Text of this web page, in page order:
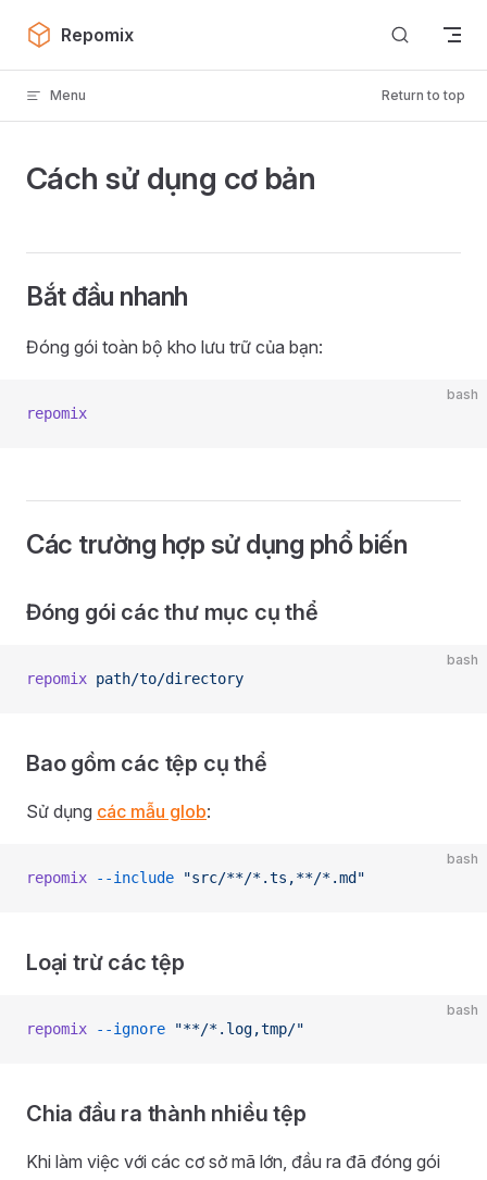
Skip to content
Repomix
Menu Return to top
Cách sử dụng cơ bản
Bắt đầu nhanh
Đóng gói toàn bộ kho lưu trữ của bạn:
bash
repomix
Các trường hợp sử dụng phổ biến
Đóng gói các thư mục cụ thể
bash
repomix path/to/directory
Bao gồm các tệp cụ thể
Sử dụng các mẫu glob:
bash
repomix --include "src/**/*.ts,**/*.md"
Loại trừ các tệp
bash
repomix --ignore "**/*.log,tmp/"
Chia đầu ra thành nhiều tệp
Khi làm việc với các cơ sở mã lớn, đầu ra đã đóng gói